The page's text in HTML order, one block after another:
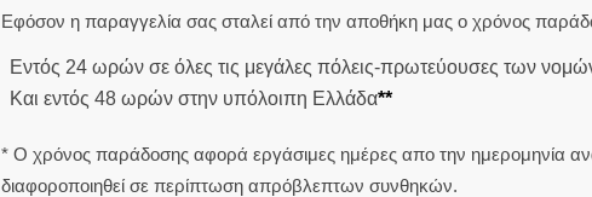
Εφόσον η παραγγελία σας σταλεί από την αποθήκη μας ο χρόνος
Εντός 24 ωρών σε όλες τις μεγάλες πόλεις-πρωτεύουσες των νομών
Και εντός 48 ωρών στην υπόλοιπη Ελλάδα**
* Ο χρόνος παράδοσης αφορά εργάσιμες ημέρες απο την ημερομηνία
διαφοροποιηθεί σε περίπτωση απρόβλεπτων συνθηκών.